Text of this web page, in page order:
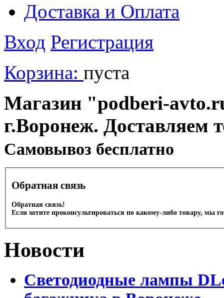
Доставка и Оплата
Вход Регистрация
Корзина: пуста
Магазин "podberi-
г.Воронеж. Доставляем
Cамовывоз бесплатно
Обратная связь
Обратная связь!
Если хотите проконсультироваться по какому-либо товару, мы
Новости
Светодиодные лампы